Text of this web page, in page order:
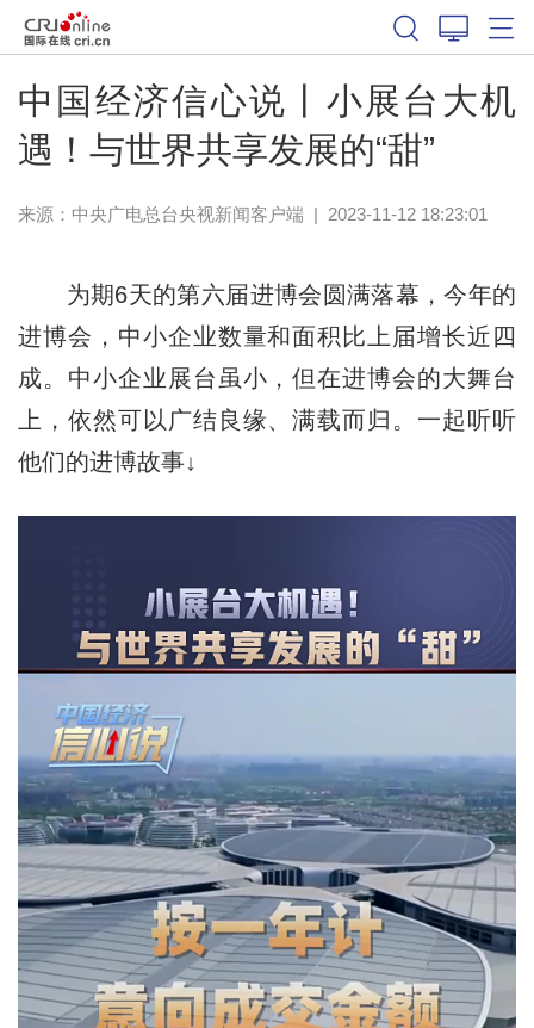
中国经济信心说丨小展台大机
遇！与世界共享发展的“甜”
来源： 中央广电总台央视新闻客户端 | 2023-11-12 18:23:01
为期6天的第六届进博会圆满落幕，今年的
进博会，中小企业数量和面积比上届增长近四
成。中小企业展台虽小，但在进博会的大舞台
上，依然可以广结良缘、满载而归。一起听听
他们的进博故事↓